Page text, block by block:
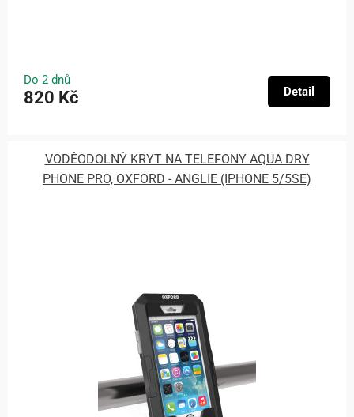
Do 2 dnů
820 Kč Detail
VODĚODOLNÝ KRYT NA TELEFONY AQUA DRY
PHONE PRO, OXFORD - ANGLIE (IPHONE 5/5SE)